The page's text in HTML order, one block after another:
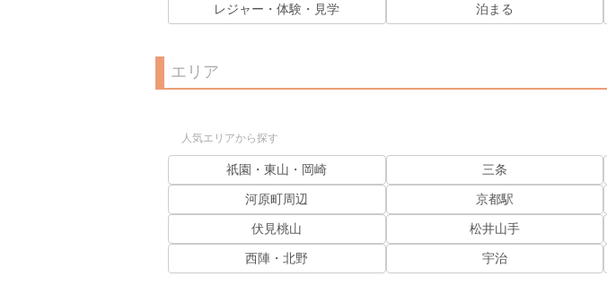
レジャー・体験・見学 泊まる
エリア
人気エリアから探す
祇園・東山・岡崎 三条
河原町周辺 京都駅
伏見桃山 松井山手
西陣・北野 宇治